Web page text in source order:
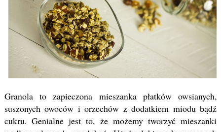
Granola to zapieczona mieszanka płatków owsianych,
suszonych owoców i orzechów z dodatkiem miodu bądź
cukru. Genialne jest to, że możemy tworzyć mieszanki